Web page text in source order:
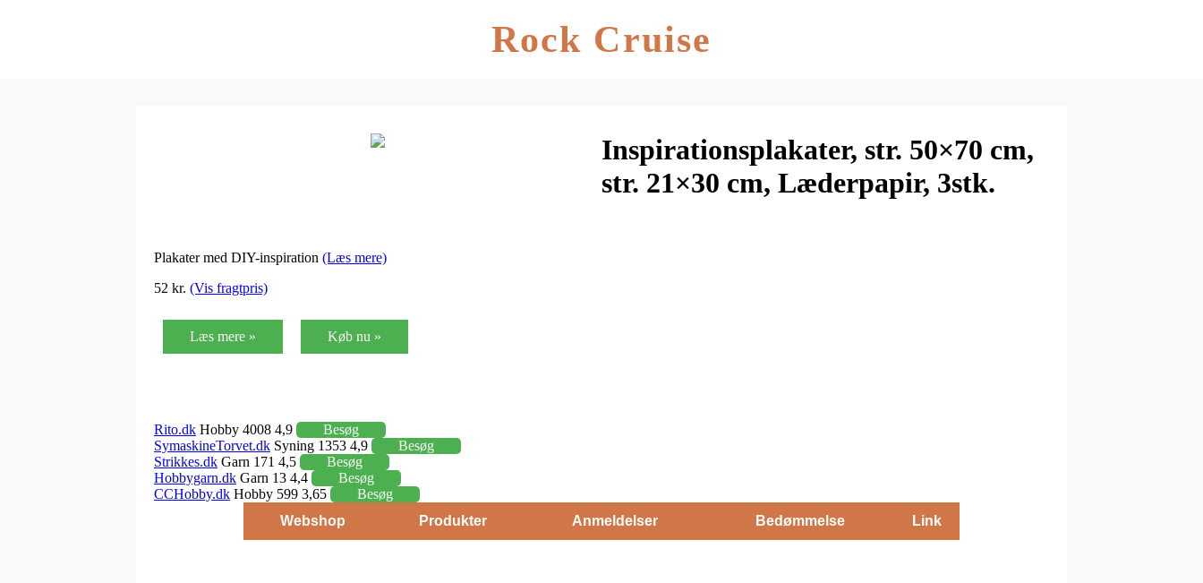
Rock Cruise
Inspirationsplakater, str. 50×70 cm,
str. 21×30 cm, Læderpapir, 3stk.
Plakater med DIY-inspiration (Læs mere)
52 kr. (Vis fragtpris)
Læs mere » Køb nu »
Rito.dk Hobby 4008 4,9
Besøg
SymaskineTorvet.dk Syning 1353 4,9
Besøg
Strikkes.dk Garn 171 4,5
Besøg
Hobbygarn.dk Garn 13 4,4
Besøg
CCHobby.dk Hobby 599 3,65
Besøg
Webshop
Produkter Anmeldelser Bedømmelse Link